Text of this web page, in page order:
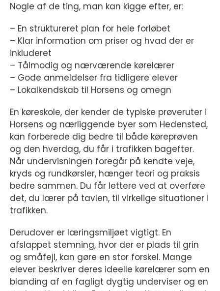
Nogle af de ting, man kan kigge efter, er:
– En struktureret plan for hele forløbet
– Klar information om priser og hvad der er
inkluderet
– Tålmodig og nærværende kørelærer
– Gode anmeldelser fra tidligere elever
– Lokalkendskab til Horsens og omegn
En køreskole, der kender de typiske prøveruter i
Horsens og nærliggende byer som Hedensted,
kan forberede dig bedre til både køreprøven
og den hverdag, du får i trafikken bagefter.
Når undervisningen foregår på kendte veje,
kryds og rundkørsler, hænger teori og praksis
bedre sammen. Du får lettere ved at overføre
det, du lærer på tavlen, til virkelige situationer i
trafikken.
Derudover er læringsmiljøet vigtigt. En
afslappet stemning, hvor der er plads til grin
og småfejl, kan gøre en stor forskel. Mange
elever beskriver deres ideelle kørelærer som en
blanding af en fagligt dygtig underviser og en